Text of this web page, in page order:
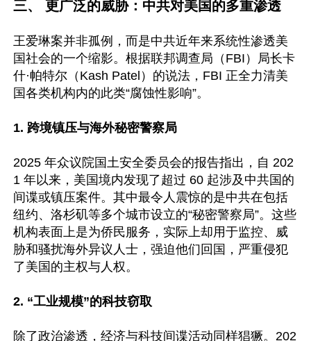
三、 更广泛的威胁：中共对美国的多重渗透
王爱琳案并非孤例，而是中共近年来系统性渗透美
国社会的一个缩影。根据联邦调查局（FBI）局长卡
什·帕特尔（Kash Patel）的说法，FBI 正全力清美
国各类机构内的此类“腐蚀性影响”。
1. 跨境镇压与海外秘密警察局
2025 年众议院国土安全委员会的报告指出，自 202
1 年以来，美国境内发现了超过 60 起涉及中共国的
间谍或镇压案件。其中最令人震惊的是中共在包括
纽约、洛杉矶等多个城市设立的“秘密警察局”。这些
机构表面上是为侨民服务，实际上却用于监控、威
胁和骚扰海外异议人士，强迫他们回国，严重侵犯
了美国的主权与人权。
2. “工业规模”的科技窃取
除了政治渗透，经济与科技间谍活动同样猖獗。202